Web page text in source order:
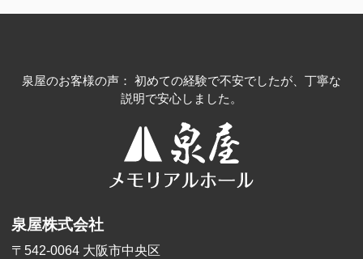
泉屋のお客様の声： 初めての経験で不安でしたが、丁寧な
説明で安心しました。
泉屋株式会社
〒542-0064 大阪市中央区